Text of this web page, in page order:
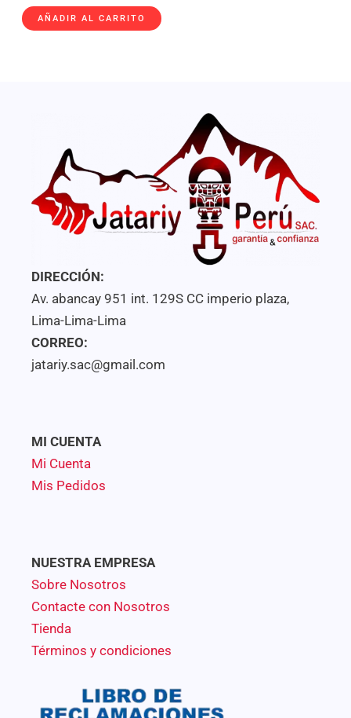
Valorado
con
0
AÑADIR AL CARRITO
DIRECCIÓN:
Av. abancay 951 int. 129S CC imperio plaza,
Lima-Lima-Lima
CORREO:
jatariy.sac@gmail.com
MI CUENTA
Mi Cuenta
Mis Pedidos
NUESTRA EMPRESA
Sobre Nosotros
Contacte con Nosotros
Tienda
Términos y condiciones